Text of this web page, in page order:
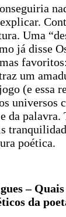
Uma
já disse
favoritos:
um
(e essa
universos
da palavra.
poética.
– Quais
da